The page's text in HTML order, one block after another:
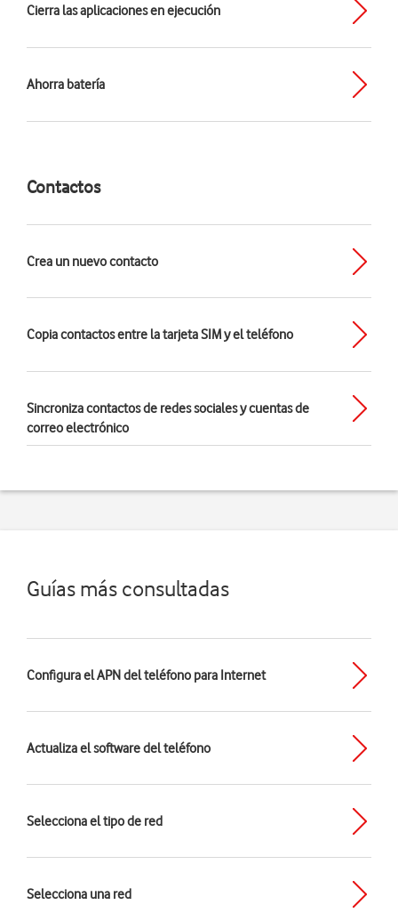
Cierra las aplicaciones en ejecución
Ahorra batería
Contactos
Crea un nuevo contacto
Copia contactos entre la tarjeta SIM y el teléfono
Sincroniza contactos de redes sociales y cuentas de
correo electrónico
Guías más consultadas
Configura el APN del teléfono para Internet
Actualiza el software del teléfono
Selecciona el tipo de red
Selecciona una red